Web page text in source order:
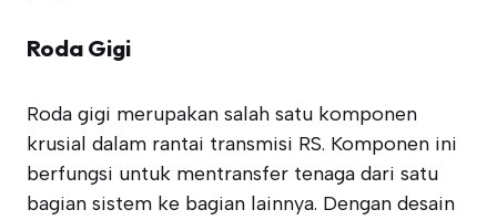
Roda Gigi
Roda gigi merupakan salah satu komponen
krusial dalam rantai transmisi RS. Komponen ini
berfungsi untuk mentransfer tenaga dari satu
bagian sistem ke bagian lainnya. Dengan desain